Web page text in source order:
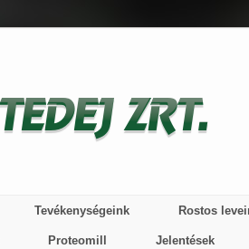
Tevékenységeink Rostos
Proteomill Jelentések